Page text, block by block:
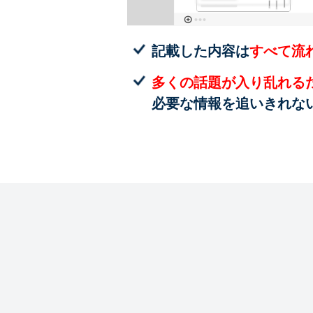
記載した内容はすべて流
多くの話題が入り乱れる
必要な情報を追いきれな